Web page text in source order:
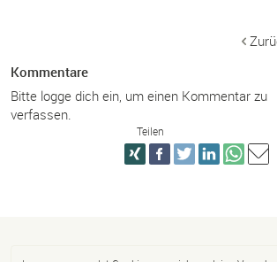
Kommentare
Bitte logge dich ein, um einen Kommentar zu
verfassen.
Teilen